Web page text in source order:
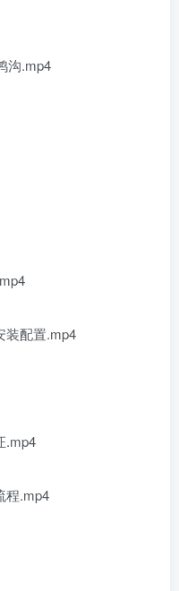
沟.mp4
配置.mp4
.mp4
程.mp4